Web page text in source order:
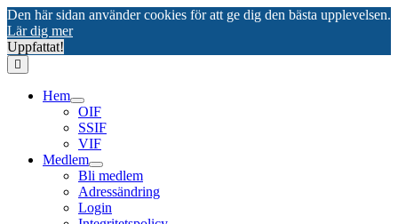
Den här sidan använder cookies för att ge dig den bästa upplevelsen.
Lär dig mer
Uppfattat!
Hem
OIF
SSIF
VIF
Medlem
Bli medlem
Adressändring
Login